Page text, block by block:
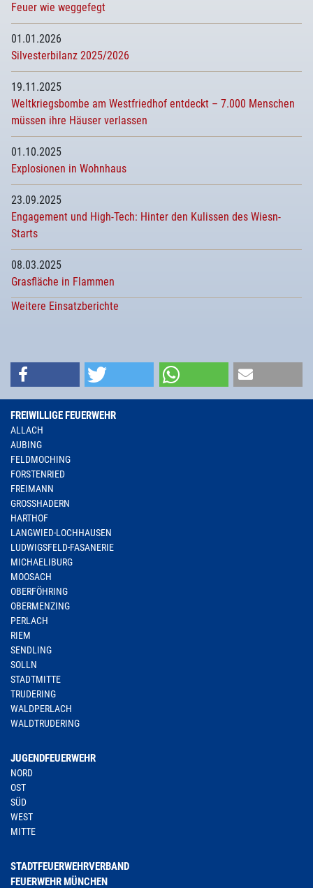
Feuer wie weggefegt
01.01.2026
Silvesterbilanz 2025/2026
19.11.2025
Weltkriegsbombe am Westfriedhof entdeckt – 7.000 Menschen
müssen ihre Häuser verlassen
01.10.2025
Explosionen in Wohnhaus
23.09.2025
Engagement und High-Tech: Hinter den Kulissen des Wiesn-
Starts
08.03.2025
Grasfläche in Flammen
Weitere Einsatzberichte
FREIWILLIGE FEUERWEHR
ALLACH
AUBING
FELDMOCHING
FORSTENRIED
FREIMANN
GROSSHADERN
HARTHOF
LANGWIED-LOCHHAUSEN
LUDWIGSFELD-FASANERIE
MICHAELIBURG
MOOSACH
OBERFÖHRING
OBERMENZING
PERLACH
RIEM
SENDLING
SOLLN
STADTMITTE
TRUDERING
WALDPERLACH
WALDTRUDERING
JUGENDFEUERWEHR
NORD
OST
SÜD
WEST
MITTE
STADTFEUERWEHRVERBAND
FEUERWEHR MÜNCHEN